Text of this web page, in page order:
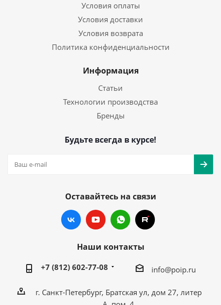
Условия оплаты
Условия доставки
Условия возврата
Политика конфиденциальности
Информация
Статьи
Технологии производства
Бренды
Будьте всегда в курсе!
Оставайтесь на связи
Наши контакты
+7 (812) 602-77-08 info@poip.ru
г. Санкт-Петербург, Братская ул, дом 27, литер